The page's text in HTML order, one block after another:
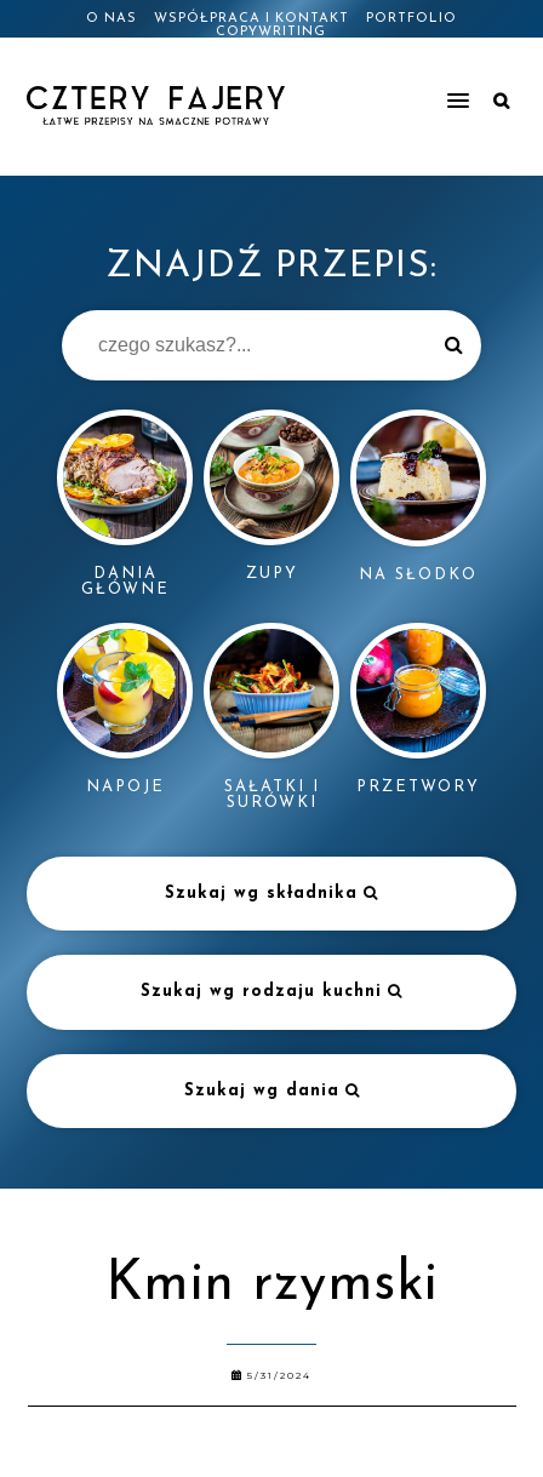
O NAS WSPÓŁPRACA I KONTAKT
PORTFOLIO
COPYWRITING
ZNAJDŹ PRZEPIS:
DANIA
GŁÓWNE
ZUPY NA SŁODKO
NAPOJE
SAŁATKI I
SURÓWKI
PRZETWORY
Szukaj wg składnika
Szukaj wg rodzaju kuchni
Szukaj wg dania
Kmin rzymski
5/31/2024